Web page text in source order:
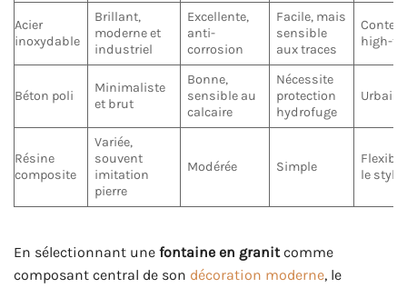
Acier
inoxydable
Brillant,
moderne et
industriel
Excellente,
anti-
corrosion
Facile, mais
sensible
aux traces
high-
Béton poli
Minimaliste
et brut
Bonne,
sensible au
calcaire
Nécessite
protection
hydrofuge
Urbain,
Résine
composite
Variée,
souvent
imitation
pierre
Modérée Simple
le style
En sélectionnant une fontaine en granitcomme
composant central de son décoration moderne, le